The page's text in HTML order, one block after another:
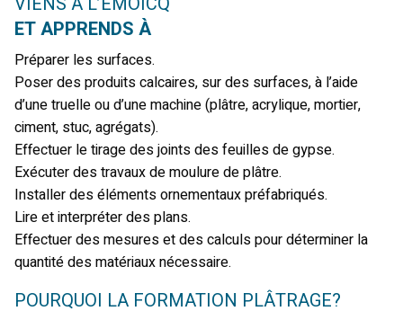
ET APPRENDS À
Préparer les surfaces.
Poser des produits calcaires, sur des surfaces, à l’aide
d’une truelle ou d’une machine (plâtre, acrylique, mortier,
ciment, stuc, agrégats).
Effectuer le tirage des joints des feuilles de gypse.
Exécuter des travaux de moulure de plâtre.
Installer des éléments ornementaux préfabriqués.
Lire et interpréter des plans.
Effectuer des mesures et des calculs pour déterminer la
quantité des matériaux nécessaire.
POURQUOI LA FORMATION PLÂTRAGE?